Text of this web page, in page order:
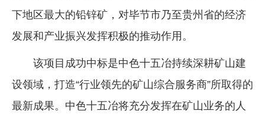
下地区最大的铅锌矿，对毕节市乃至贵州省的经济
发展和产业振兴发挥积极的推动作用。
该项目成功中标是中色十五冶持续深耕矿山建
设领域，打造“行业领先的矿山综合服务商”所取得的
最新成果。中色十五冶将充分发挥在矿山业务的人